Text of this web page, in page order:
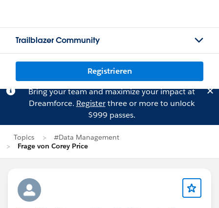
Trailblazer Community
Registrieren
Bring your team and maximize your impact at
Dreamforce. Registerthree or more to unlock
$999 passes.
Topics
#Data Management
Frage von Corey Price